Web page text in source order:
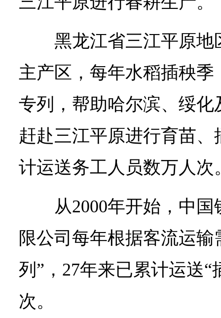
黑龙江省三江平原
主产区，每年水稻插秧
专列，帮助哈尔滨、绥
赶赴三江平原进行育苗
计运送务工人员数万人次
从2000年开始，中
限公司每年根据客流运
列”，27年来已累计运送“
次。